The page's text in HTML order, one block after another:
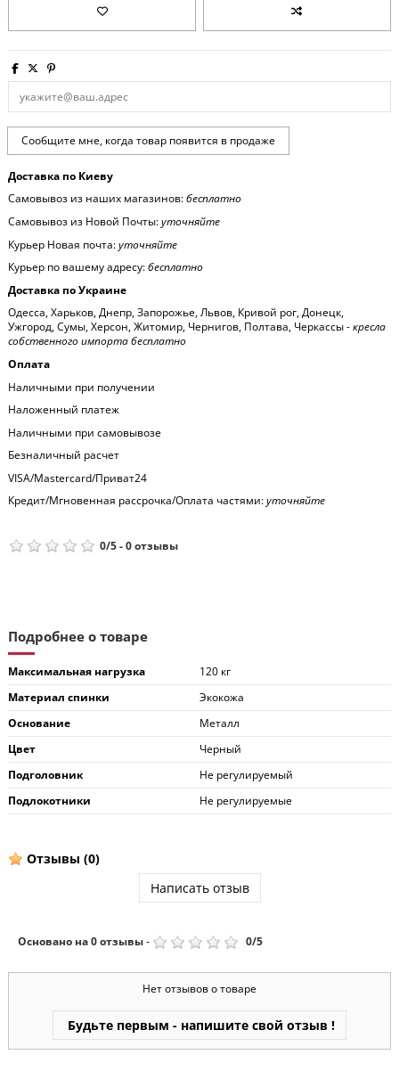
Доставка по Киеву
Самовывоз из наших магазинов:бесплатно
Самовывоз из Новой Почты:уточняйте
Курьер Новая почта:уточняйте
Курьер по вашему адресу:бесплатно
Доставка по Украине
Одесса, Харьков, Днепр, Запорожье, Львов, Кривой рог, Донецк,
Ужгород, Сумы, Херсон, Житомир, Чернигов, Полтава, Черкассы -кресла
собственного импорта бесплатно
Оплата
Наличными при получении
Наложенный платеж
Наличными при самовывозе
Безналичный расчет
VISA/Mastercard/Приват24
Кредит/Мгновенная рассрочка/Оплата частями:уточняйте
0/5-0отзывы
Подробнее о товаре
Максимальная нагрузка
120 кг
Материал спинки
Экокожа
Основание
Металл
Цвет
Черный
Подголовник
Не регулируемый
Подлокотники
Не регулируемые
Отзывы (0)
Написать отзыв
Основано на0отзывы- 0/5
Нет отзывов о товаре
Будьте первым - напишите свой отзыв !